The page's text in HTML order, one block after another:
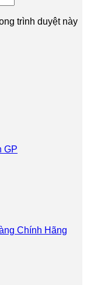
trình duyệt này
GP
Chính Hãng